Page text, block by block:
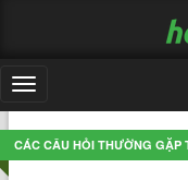
Toggle
navigation
CÁC CÂU HỎI THƯỜNG GẶP